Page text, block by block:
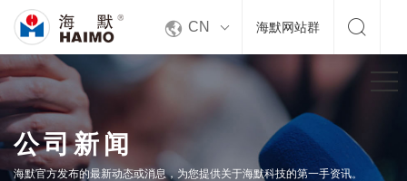
 CN 海默网站群 
公司新闻
海默官方发布的最新动态或消息，为您提供关于海默科技的第一手资讯。